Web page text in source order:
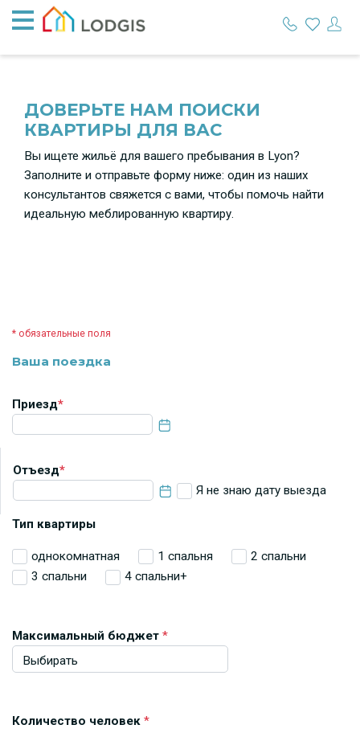
ДОВЕРЬТЕ НАМ ПОИСКИ
КВАРТИРЫ ДЛЯ ВАС
Вы ищете жильё для вашего пребывания в Lyon?
Заполните и отправьте форму ниже: один из наших
консультантов свяжется с вами, чтобы помочь найти
идеальную меблированную квартиру.
* обязательные поля
Ваша поездка
Приезд*
Отъезд*
Я не знаю дату выезда
Тип квартиры
однокомнатная 1 спальня
2 спальни
3 спальни
4 спальни+
Максимальный бюджет *
Количество человек *